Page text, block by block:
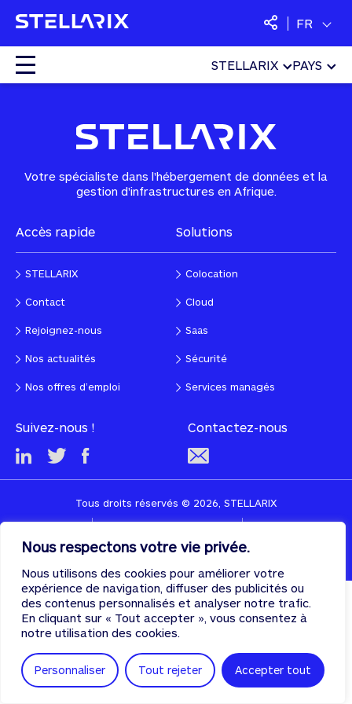
Nous respectons votre vie privée.
Nous utilisons des cookies pour améliorer votre
expérience de navigation, diffuser des publicités ou
des contenus personnalisés et analyser notre trafic.
En cliquant sur « Tout accepter », vous consentez à
notre utilisation des cookies.
Personnaliser Tout rejeter Accepter tout
FR
Services managés
Sécurité
SaaS
Français
STELLARIX PAYS
Home
Votre spécialiste dans l'hébergement de données et la
gestion d'infrastructures en Afrique.
Accès rapide
STELLARIX
Contact
Rejoignez-nous
Nos actualités
Nos offres d’emploi
Solutions
Colocation
Cloud
Saas
Sécurité
Services managés
Suivez-nous ! Contactez-nous
Tous droits réservés © 2026, STELLARIX
Designed & developed with♡byPULSE